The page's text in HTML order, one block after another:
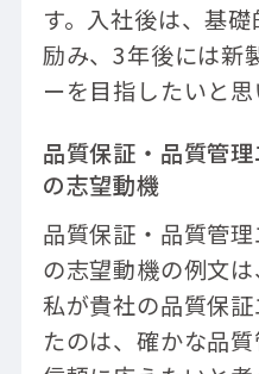
す。入社後は、基
励み、3年後には新
ーを目指したいと思
品質保証・品質管
の志望動機
品質保証・品質管
の志望動機の例文は
私が貴社の品質保
たのは、確かな品